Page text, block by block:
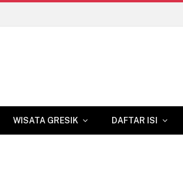
WISATA GRESIK DAFTAR ISI